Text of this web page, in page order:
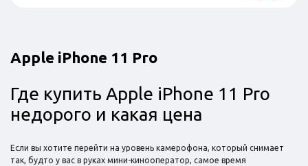
Apple iPhone 11 Pro
Где купить Apple iPhone 11 Pro
недорого и какая цена
Если вы хотите перейти на уровень камерофона, который снимает
так, будто у вас в руках мини-кинооператор, самое время